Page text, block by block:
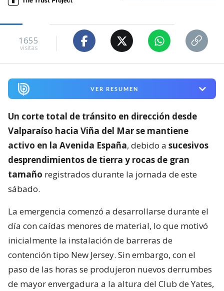
1655
visitas
VER RESUMEN
Un corte total de tránsito en dirección desde
Valparaíso hacia Viña del Mar se mantiene
activo en la Avenida España, debido a sucesivos
desprendimientos de tierra y rocas de gran
tamaño registrados durante la jornada de este
sábado.
La emergencia comenzó a desarrollarse durante el
día con caídas menores de material, lo que motivó
inicialmente la instalación de barreras de
contención tipo New Jersey. Sin embargo, con el
paso de las horas se produjeron nuevos derrumbes
de mayor envergadura a la altura del Club de Yates,